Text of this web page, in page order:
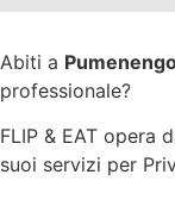
Abiti a
professionale?
FLIP & EAT opera
suoi servizi per